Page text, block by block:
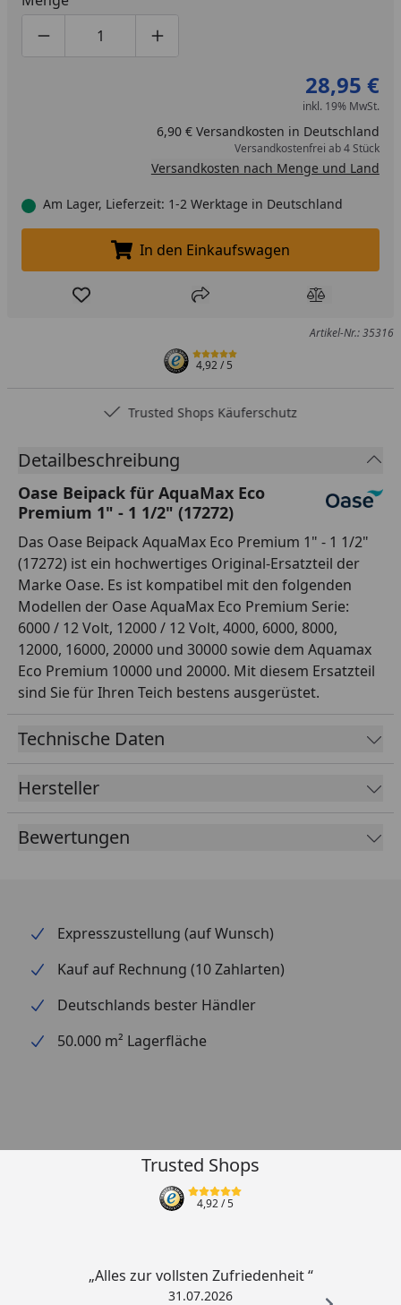
Produktmenge um eins verringern
Produktmenge manuell eingeben
Produktmenge um eins erhöhen
28,95 €
inkl. 19% MwSt.
6,90 € Versandkosten in Deutschland
Versandkostenfrei ab 4 Stück
Versandkosten nach Menge und Land
Am Lager, Lieferzeit: 1-2 Werktage in Deutschland
In den Einkaufswagen legen
In den Einkaufswagen
Produkt zur Wunschliste hinzufügen
Teilen Produkt
Artikel-Nr.: 35316
4,92/ 5
Trusted Shops Käuferschutz
Detailbeschreibung
Oase Beipack für AquaMax Eco
Premium 1" - 1 1/2" (17272)
Das Oase Beipack AquaMax Eco Premium 1" - 1 1/2"
(17272) ist ein hochwertiges Original-Ersatzteil der
Marke Oase. Es ist kompatibel mit den folgenden
Modellen der Oase AquaMax Eco Premium Serie:
6000 / 12 Volt, 12000 / 12 Volt, 4000, 6000, 8000,
12000, 16000, 20000 und 30000 sowie dem Aquamax
Eco Premium 10000 und 20000. Mit diesem Ersatzteil
sind Sie für Ihren Teich bestens ausgerüstet.
Technische Daten
Hersteller
Bewertungen
Expresszustellung (auf Wunsch)
Kauf auf Rechnung (10 Zahlarten)
Deutschlands bester Händler
50.000 m² Lagerfläche
Trusted Shops
4,92/ 5
„Alles zur vollsten Zufriedenheit “
31.07.2026